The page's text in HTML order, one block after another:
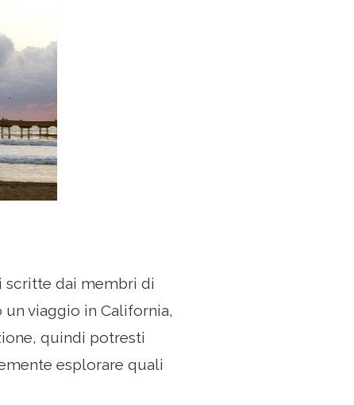
scritte dai membri di
viaggio in California,
quindi potresti
esplorare quali